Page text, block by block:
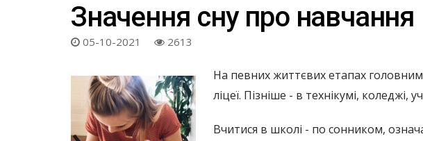
Значення сну про навчання
05-10-2021 2613
На певних життєвих етапах
ліцеї. Пізніше - в технікумі, коледжі,
Вчитися в школі - по сонником,